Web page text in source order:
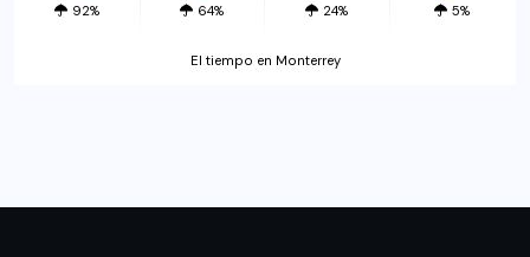
92% 64% 24% 5%
El tiempo en Monterrey